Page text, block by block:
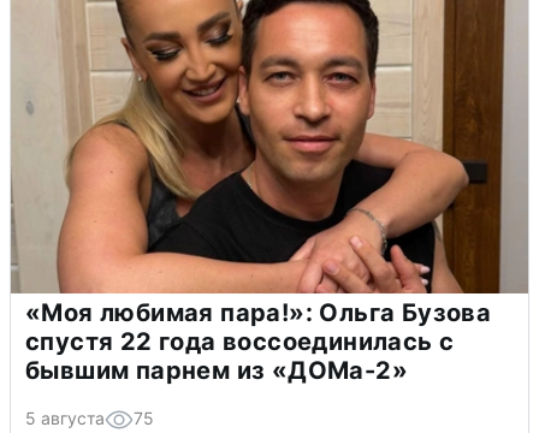
«Моя любимая пара!»: Ольга Бузова
спустя 22 года воссоединилась с
бывшим парнем из «ДОМа-2»
5 августа 75